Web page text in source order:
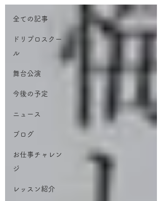
全ての記事
ドリプロスクー
ル
舞台公演
今後の予定
ニュース
ブログ
お仕事チャレン
ジ
レッスン紹介